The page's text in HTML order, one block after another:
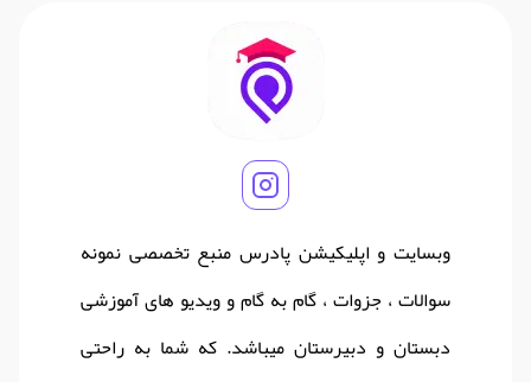
وبسایت و اپلیکیشن پادرس منبع تخصصی نمونه
سوالات ، جزوات ، گام به گام و ویدیو های آموزشی
دبستان و دبیرستان میباشد. که شما به راحتی